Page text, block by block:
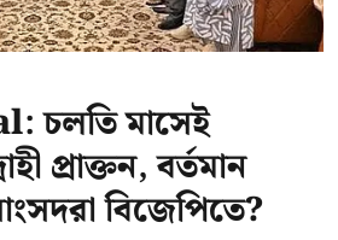
চলতি মাসেই
প্রাক্তন, বর্তমান
বিজেপিতে?